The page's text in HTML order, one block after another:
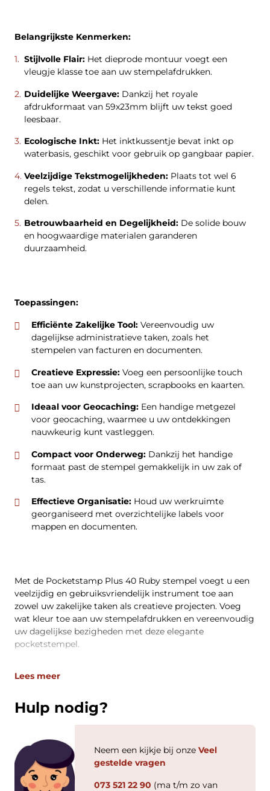
Belangrijkste Kenmerken:
Stijlvolle Flair: Het dieprode montuur voegt een
vleugje klasse toe aan uw stempelafdrukken.
Duidelijke Weergave: Dankzij het royale
afdrukformaat van 59x23mm blijft uw tekst goed
leesbaar.
Ecologische Inkt: Het inktkussentje bevat inkt op
waterbasis, geschikt voor gebruik op gangbaar papier.
Veelzijdige Tekstmogelijkheden: Plaats tot wel 6
regels tekst, zodat u verschillende informatie kunt
delen.
Betrouwbaarheid en Degelijkheid: De solide bouw
en hoogwaardige materialen garanderen
duurzaamheid.
Toepassingen:
Efficiënte Zakelijke Tool: Vereenvoudig uw
dagelijkse administratieve taken, zoals het
stempelen van facturen en documenten.
Creatieve Expressie: Voeg een persoonlijke touch
toe aan uw kunstprojecten, scrapbooks en kaarten.
Ideaal voor Geocaching: Een handige metgezel
voor geocaching, waarmee u uw ontdekkingen
nauwkeurig kunt vastleggen.
Compact voor Onderweg: Dankzij het handige
formaat past de stempel gemakkelijk in uw zak of
tas.
Effectieve Organisatie: Houd uw werkruimte
georganiseerd met overzichtelijke labels voor
mappen en documenten.
Met de Pocketstamp Plus 40 Ruby stempel voegt u een
veelzijdig en gebruiksvriendelijk instrument toe aan
zowel uw zakelijke taken als creatieve projecten. Voeg
wat kleur toe aan uw stempelafdrukken en vereenvoudig
uw dagelijkse bezigheden met deze elegante
pocketstempel.
Lees meer
Hulp nodig?
Neem een kijkje bij onze Veel
gestelde vragen
073 521 22 90 (ma t/m zo van